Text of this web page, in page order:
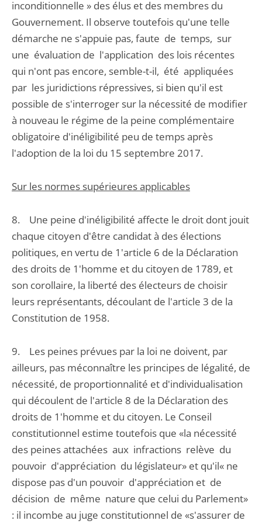
inconditionnelle » des élus et des membres du
Gouvernement. Il observe toutefois qu'une telle
démarche ne s'appuie pas, faute de temps, sur
une évaluation de l'application des lois récentes
qui n'ont pas encore, semble-t-il, été appliquées
par les juridictions répressives, si bien qu'il est
possible de s'interroger sur la nécessité de modifier
à nouveau le régime de la peine complémentaire
obligatoire d'inéligibilité peu de temps après
l'adoption de la loi du 15 septembre 2017.
Sur les normes supérieures applicables
8. Une peine d'inéligibilité affecte le droit dont jouit
chaque citoyen d'être candidat à des élections
politiques, en vertu de 1'article 6 de la Déclaration
des droits de 1'homme et du citoyen de 1789, et
son corollaire, la liberté des électeurs de choisir
leurs représentants, découlant de l'article 3 de la
Constitution de 1958.
9. Les peines prévues par la loi ne doivent, par
ailleurs, pas méconnaître les principes de légalité, de
nécessité, de proportionnalité et d'individualisation
qui découlent de l'article 8 de la Déclaration des
droits de 1'homme et du citoyen. Le Conseil
constitutionnel estime toutefois que «la nécessité
des peines attachées aux infractions relève du
pouvoir d'appréciation du législateur» et qu'il« ne
dispose pas d'un pouvoir d'appréciation et de
décision de même nature que celui du Parlement»
: il incombe au juge constitutionnel de «s'assurer de